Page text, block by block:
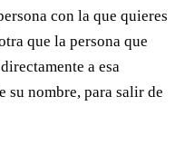
con la que quieres
que la persona que
a esa
su nombre, para salir de